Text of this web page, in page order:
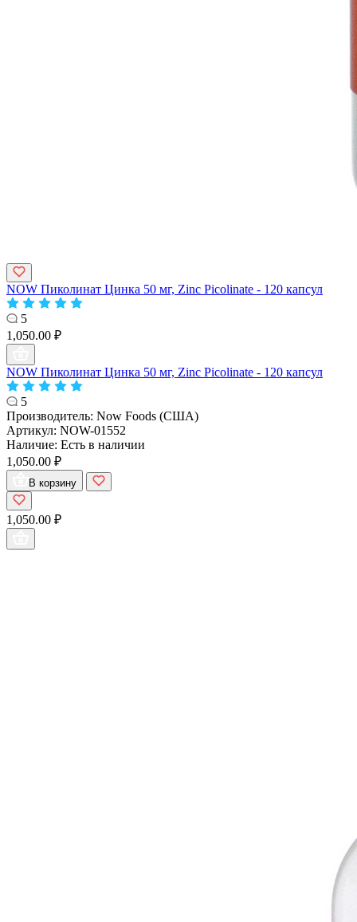
NOW Пиколинат Цинка 50 мг, Zinc Picolinate - 120 капсул
5
1,050.00 ₽
NOW Пиколинат Цинка 50 мг, Zinc Picolinate - 120 капсул
5
Производитель: Now Foods (США)
Артикул: NOW-01552
Наличие: Есть в наличии
1,050.00 ₽
В корзину
1,050.00 ₽